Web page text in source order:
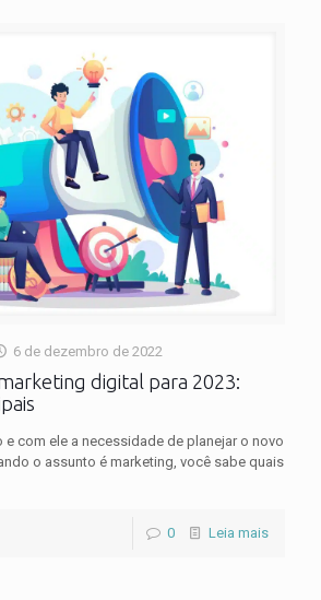
6 de dezembro de 2022
digital para 2023:
e com ele a necessidade de planejar o novo
o assunto é marketing, você sabe quais
0 Leia mais